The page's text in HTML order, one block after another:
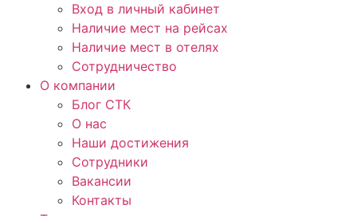
Вход в личный кабинет
Наличие мест на рейсах
Наличие мест в отелях
Сотрудничество
О компании
Блог СТК
О нас
Наши достижения
Сотрудники
Вакансии
Контакты